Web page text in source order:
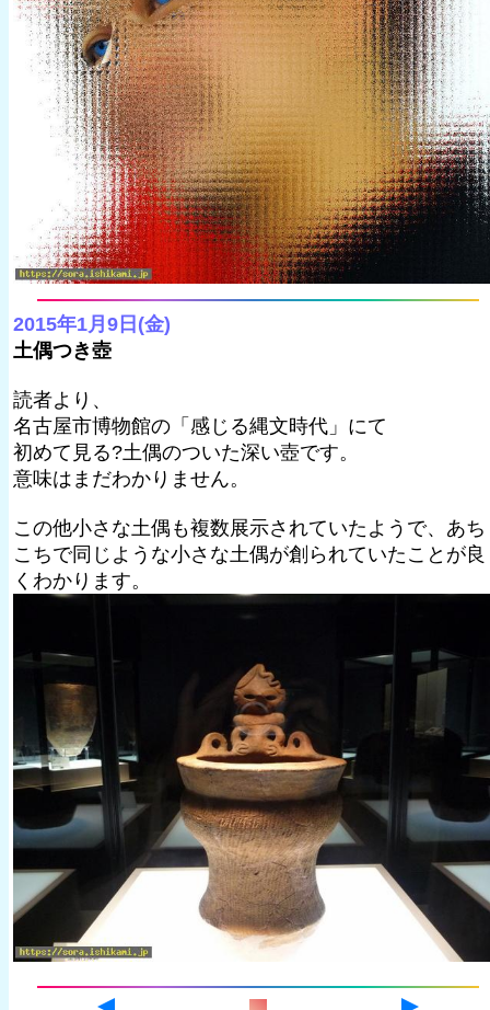
2015年1月9日(金)
土偶つき壺
読者より、
名古屋市博物館の「感じる縄文時代」にて
初めて見る?土偶のついた深い壺です。
意味はまだわかりません。
この他小さな土偶も複数展示されていたようで、あち
こちで同じような小さな土偶が創られていたことが良
くわかります。